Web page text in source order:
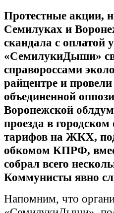
Протестные акции,
Семилуках и
скандала с оплатой
«СемилукиДыши»
справороссами
райцентре и
объединенной
Воронежской
проезда в
тарифов на ЖКХ,
обкомом КПРФ,
собрал всего
Коммунисты явно
Напомним, что